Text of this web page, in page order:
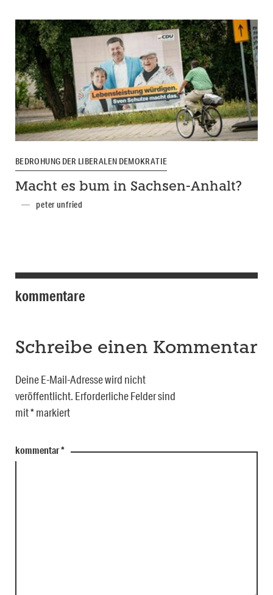
BEDROHUNG DER LIBERALEN DEMOKRATIE
Macht es bum in Sachsen-Anhalt?
peter unfried
kommentare
Schreibe einen Kommentar
Deine E-Mail-Adresse wird nicht
veröffentlicht. Erforderliche Felder sind
mit*markiert
kommentar*